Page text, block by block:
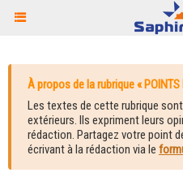
À propos de la rubrique « POINTS
Les textes de cette rubrique
extérieurs. Ils expriment leurs
rédaction. Partagez votre point
écrivant à la rédaction via le